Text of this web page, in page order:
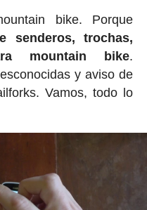
bike. Porque
senderos, trochas,
mountain bike.
y aviso de
Vamos, todo lo